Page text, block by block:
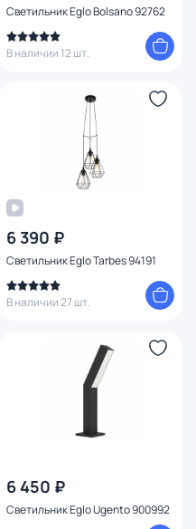
Светильник Eglo Bolsano 92762
В наличии 12 шт.
6 390 ₽
Светильник Eglo Tarbes 94191
В наличии 27 шт.
6 450 ₽
Светильник Eglo Ugento 900992